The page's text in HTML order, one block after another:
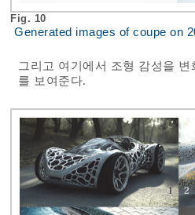
Fig. 10
Generated images of coupe on
그리고 여기에서 조형 감성을
를 보여준다.